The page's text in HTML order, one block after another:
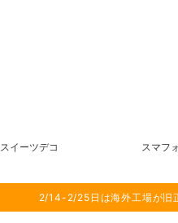
スイーツデコ スマフ
2/14-2/25日は海外工場が旧